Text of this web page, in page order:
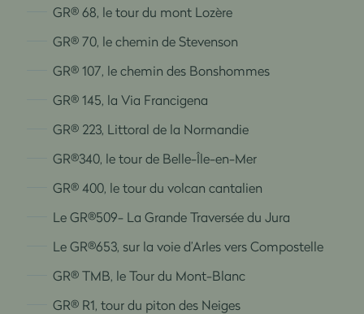
GR® 68, le tour du mont Lozère
GR® 70, le chemin de Stevenson
GR® 107, le chemin des Bonshommes
GR® 145, la Via Francigena
GR® 223, Littoral de la Normandie
GR®340, le tour de Belle-Île-en-Mer
GR® 400, le tour du volcan cantalien
Le GR®509- La Grande Traversée du Jura
Le GR®653, sur la voie d’Arles vers Compostelle
GR® TMB, le Tour du Mont-Blanc
GR® R1, tour du piton des Neiges